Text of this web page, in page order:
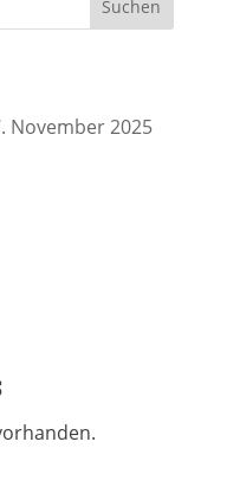
Suchen
November 2025